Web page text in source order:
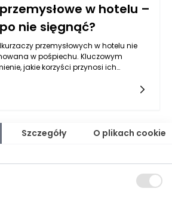
w hotelu –
nie sięgnąć?
przemysłowych w hotelu nie
w pośpiechu. Kluczowym
jakie korzyści przynosi ich
Szczegóły O plikach cookie